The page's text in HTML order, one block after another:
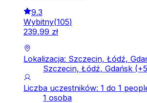
9.3
Wybitny(105)
239,99 zł
Lokalizacja: Szczecin, Łódź,
Szczecin, Łódź, Gdańsk (+5
Liczba uczestników: 1 do 1
1 osoba